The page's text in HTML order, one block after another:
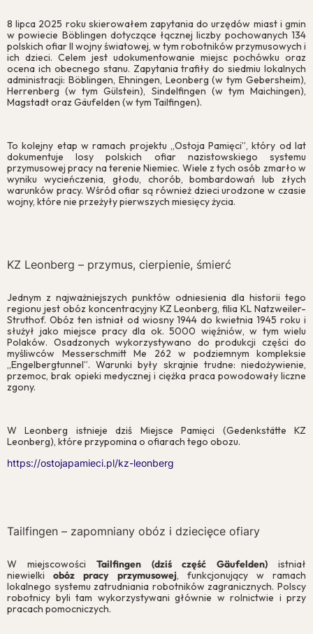
8 lipca 2025 roku skierowałem zapytania do urzędów miast i gmin
w powiecie Böblingen dotyczące łącznej liczby pochowanych 134
polskich ofiar II wojny światowej, w tym robotników przymusowych i
ich dzieci. Celem jest udokumentowanie miejsc pochówku oraz
ocena ich obecnego stanu. Zapytania trafiły do siedmiu lokalnych
administracji: Böblingen, Ehningen, Leonberg (w tym Gebersheim),
Herrenberg (w tym Gülstein), Sindelfingen (w tym Maichingen),
Magstadt oraz Gäufelden (w tym Tailfingen).
To kolejny etap w ramach projektu „Ostoja Pamięci”, który od lat
dokumentuje losy polskich ofiar nazistowskiego systemu
przymusowej pracy na terenie Niemiec. Wiele z tych osób zmarło w
wyniku wycieńczenia, głodu, chorób, bombardowań lub złych
warunków pracy. Wśród ofiar są również dzieci urodzone w czasie
wojny, które nie przeżyły pierwszych miesięcy życia.
KZ Leonberg – przymus, cierpienie, śmierć
Jednym z najważniejszych punktów odniesienia dla historii tego
regionu jest obóz koncentracyjny KZ Leonberg, filia KL Natzweiler-
Struthof. Obóz ten istniał od wiosny 1944 do kwietnia 1945 roku i
służył jako miejsce pracy dla ok. 5000 więźniów, w tym wielu
Polaków. Osadzonych wykorzystywano do produkcji części do
myśliwców Messerschmitt Me 262 w podziemnym kompleksie
„Engelbergtunnel”. Warunki były skrajnie trudne: niedożywienie,
przemoc, brak opieki medycznej i ciężka praca powodowały liczne
zgony.
W Leonberg istnieje dziś Miejsce Pamięci (Gedenkstätte KZ
Leonberg), które przypomina o ofiarach tego obozu.
https://ostojapamieci.pl/kz-leonberg
Tailfingen – zapomniany obóz i dziecięce ofiary
W miejscowości Tailfingen (dziś część Gäufelden) istniał
niewielkiobóz pracy przymusowej, funkcjonujący w ramach
lokalnego systemu zatrudniania robotników zagranicznych. Polscy
robotnicy byli tam wykorzystywani głównie w rolnictwie i przy
pracach pomocniczych.
Zgoda na pliki cookie
na stronie.
Dostosuj Zezwól na wszystkie